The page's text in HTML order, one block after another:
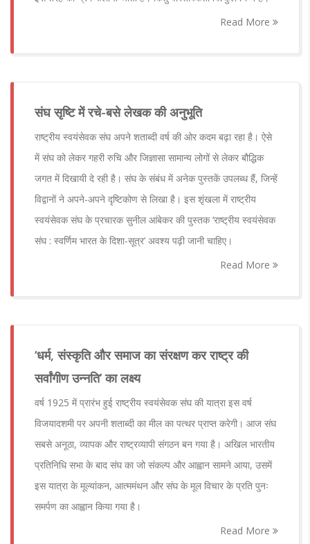
Read More
संघ सृष्टि में रचे-बसे लेखक की अनुभूति
राष्ट्रीय स्वयंसेवक संघ अपने शताब्दी वर्ष की ओर कदम बढ़ा रहा है। ऐसे
में संघ को लेकर गहरी रुचि और जिज्ञासा सामान्य लोगों से लेकर बौद्धिक
जगत में दिखायी दे रही है। संघ के संबंध में अनेक पुस्तकें उपलब्ध हैं, जिन्हें
विद्वानों ने अपने-अपने दृष्टिकोण से लिखा है। इस शृंखला में राष्ट्रीय
स्वयंसेवक संघ के प्रचारक सुनील आंबेकर की पुस्तक ‘राष्ट्रीय स्वयंसेवक
संघ : स्वर्णिम भारत के दिशा-सूत्र’ अवश्य पढ़ी जानी चाहिए।
Read More
‘धर्म, संस्कृति और समाज का संरक्षण कर राष्ट्र की
सर्वांगीण उन्नति’ का लक्ष्य
वर्ष 1925 में प्रारंभ हुई राष्ट्रीय स्वयंसेवक संघ की यात्रा इस वर्ष
विजयादशमी पर अपनी शताब्दी का मील का पत्थर प्राप्त करेगी। आज संघ
सबसे अनूठा, व्यापक और राष्ट्रव्यापी संगठन बन गया है। अखिल भारतीय
प्रतिनिधि सभा के बाद संघ का जो संकल्प और आह्वान सामने आया, उसमें
इस यात्रा के मूल्यांकन, आत्ममंथन और संघ के मूल विचार के प्रति पुनः
समर्पण का आह्वान किया गया है।
Read More